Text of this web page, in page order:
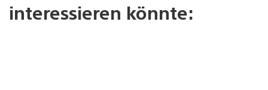
interessieren könnte: